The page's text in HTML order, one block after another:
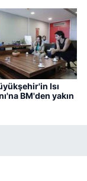
Isı
BM'den yakın